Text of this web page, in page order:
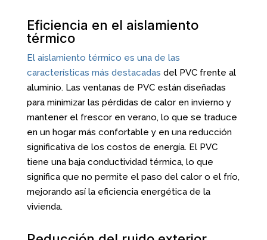
Eficiencia en el aislamiento
térmico
El aislamiento térmico es una de las
características más destacadas del PVC frente al
aluminio. Las ventanas de PVC están diseñadas
para minimizar las pérdidas de calor en invierno y
mantener el frescor en verano, lo que se traduce
en un hogar más confortable y en una reducción
significativa de los costos de energía. El PVC
tiene una baja conductividad térmica, lo que
significa que no permite el paso del calor o el frío,
mejorando así la eficiencia energética de la
vivienda.